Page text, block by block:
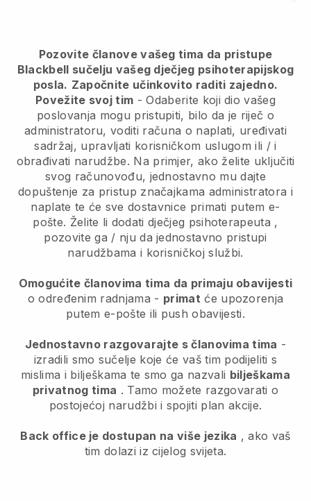
Pozovite članove vašeg tima da pristupe
Blackbell sučelju vašeg dječjeg psihoterapijskog
posla. Započnite učinkovito raditi zajedno.
Povežite svoj tim - Odaberite koji dio vašeg
poslovanja mogu pristupiti, bilo da je riječ o
administratoru, voditi računa o naplati, uređivati
sadržaj, upravljati korisničkom uslugom ili / i
obrađivati narudžbe. Na primjer, ako želite uključiti
svog računovođu, jednostavno mu dajte
dopuštenje za pristup značajkama administratora i
naplate te će sve dostavnice primati putem e-
pošte. Želite li dodati dječjeg psihoterapeuta ,
pozovite ga / nju da jednostavno pristupi
narudžbama i korisničkoj službi.
Omogućite članovima tima da primaju obavijesti
o određenim radnjama - primat će upozorenja
putem e-pošte ili push obavijesti.
Jednostavno razgovarajte s članovima tima -
izradili smo sučelje koje će vaš tim podijeliti s
mislima i bilješkama te smo ga nazvali bilješkama
privatnog tima . Tamo možete razgovarati o
postojećoj narudžbi i spojiti plan akcije.
Back office je dostupan na više jezika , ako vaš
tim dolazi iz cijelog svijeta.